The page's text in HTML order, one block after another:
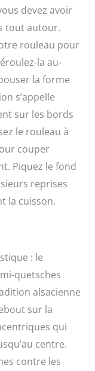
devez avoir
tout autour.
rouleau pour
la au-
la forme
s’appelle
sur les bords
le rouleau à
couper
Piquez le fond
reprises
la cuisson.
: le
quetsches
alsacienne
sur la
qui
centre.
contre les